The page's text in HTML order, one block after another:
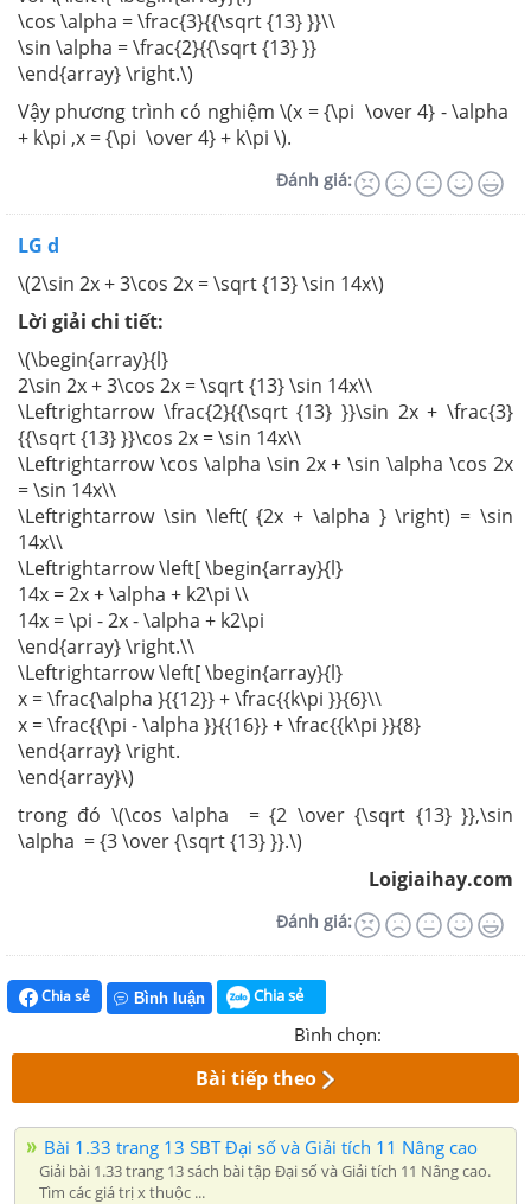
\cos \alpha = \frac{3}{{\sqrt {13} }}\\
\sin \alpha = \frac{2}{{\sqrt {13} }}
\end{array} \right.\)
Vậy phương trình có nghiệm \(x = {\pi \over 4} - \alpha
+ k\pi ,x = {\pi \over 4} + k\pi \).
Đánh giá:
LG d
\(2\sin 2x + 3\cos 2x = \sqrt {13} \sin 14x\)
Lời giải chi tiết:
\(\begin{array}{l}
2\sin 2x + 3\cos 2x = \sqrt {13} \sin 14x\\
\Leftrightarrow \frac{2}{{\sqrt {13} }}\sin 2x + \frac{3}
{{\sqrt {13} }}\cos 2x = \sin 14x\\
\Leftrightarrow \cos \alpha \sin 2x + \sin \alpha \cos 2x
= \sin 14x\\
\Leftrightarrow \sin \left( {2x + \alpha } \right) = \sin
14x\\
\Leftrightarrow \left[ \begin{array}{l}
14x = 2x + \alpha + k2\pi \\
14x = \pi - 2x - \alpha + k2\pi
\end{array} \right.\\
\Leftrightarrow \left[ \begin{array}{l}
x = \frac{\alpha }{{12}} + \frac{{k\pi }}{6}\\
x = \frac{{\pi - \alpha }}{{16}} + \frac{{k\pi }}{8}
\end{array} \right.
\end{array}\)
trong đó \(\cos \alpha = {2 \over {\sqrt {13} }},\sin
\alpha = {3 \over {\sqrt {13} }}.\)
Loigiaihay.com
Đánh giá:
Chia sẻ Bình luận Chia sẻ
Bình chọn:
Bài tiếp theo
Bài 1.33 trang 13 SBT Đại số và Giải tích 11 Nâng cao
Giải bài 1.33 trang 13 sách bài tập Đại số và Giải tích 11 Nâng cao.
Tìm các giá trị x thuộc ...